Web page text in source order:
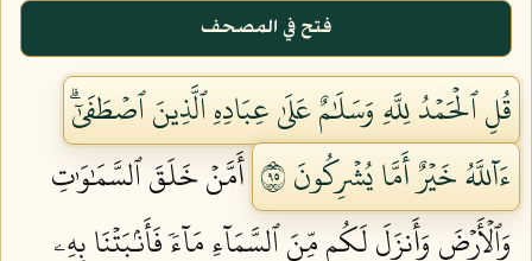
فتح في المصحف
قُلِ ٱلۡحَمۡدُ لِلَّهِ وَسَلَٰمٌ عَلَىٰ عِبَادِهِ ٱلَّذِينَ ٱصۡطَفَىٰٓۗ
ءَآللَّهُ خَيۡرٌ أَمَّا يُشۡرِكُونَ ٥٩
أَمَّنۡ خَلَقَ ٱلسَّمَٰوَٰتِ
وَٱلۡأَرۡضَ وَأَنزَلَ لَكُم مِّنَ ٱلسَّمَآءِ مَآءٗ فَأَنۢبَتۡنَا بِهِۦ